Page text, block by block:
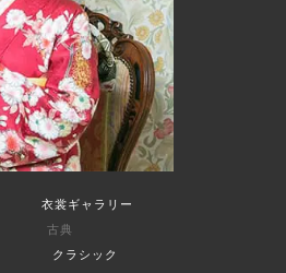
衣裳ギャラリー
古典
クラシック